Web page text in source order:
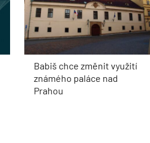
Babiš chce změnit využití
známého paláce nad
Prahou